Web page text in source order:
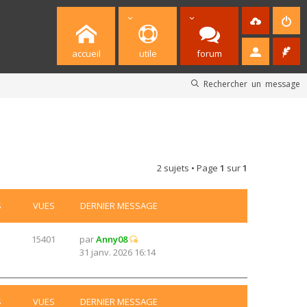
accueil utile forum
Rechercher un message
2 sujets • Page 1 sur1
VUES DERNIER MESSAGE
15401 parAnny08
31 janv. 2026 16:14
VUES DERNIER MESSAGE